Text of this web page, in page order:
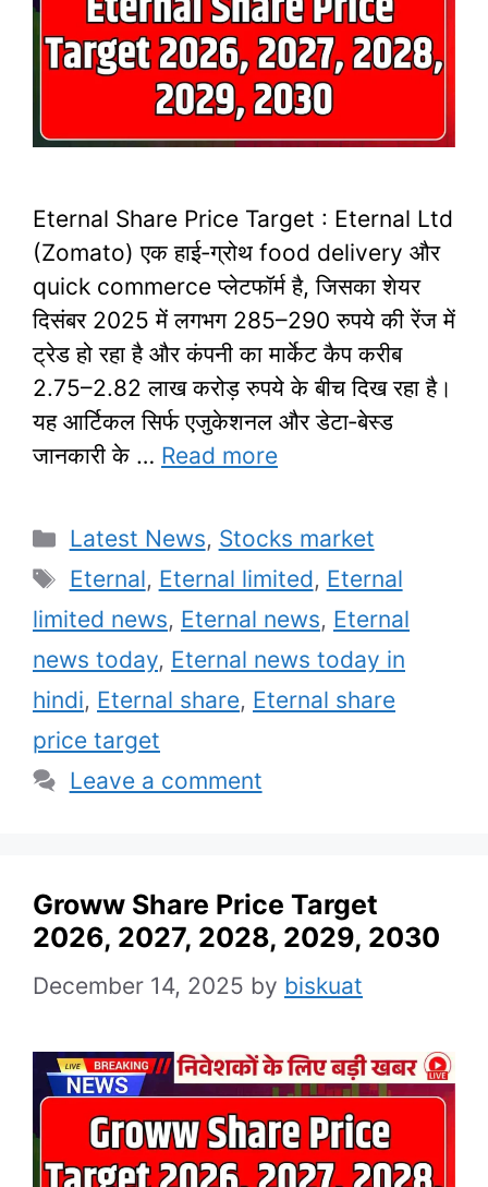
Eternal Share Price Target : Eternal Ltd
(Zomato) एक हाई‑ग्रोथ food delivery और
quick commerce प्लेटफॉर्म है, जिसका शेयर
दिसंबर 2025 में लगभग 285–290 रुपये की रेंज में
ट्रेड हो रहा है और कंपनी का मार्केट कैप करीब
2.75–2.82 लाख करोड़ रुपये के बीच दिख रहा है।
यह आर्टिकल सिर्फ एजुकेशनल और डेटा‑बेस्ड
जानकारी के … Read more
Categories
Latest News, Stocks market
Tags
Eternal, Eternal limited, Eternal
limited news, Eternal news, Eternal
news today, Eternal news today in
hindi, Eternal share, Eternal share
price target
Leave a comment
Groww Share Price Target
2026, 2027, 2028, 2029, 2030
December 14, 2025 by biskuat